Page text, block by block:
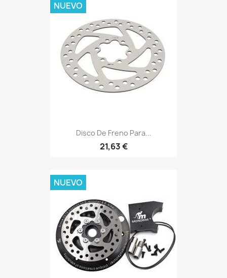
Disco De Freno Para...
21,63 €
NUEVO
NUEVO